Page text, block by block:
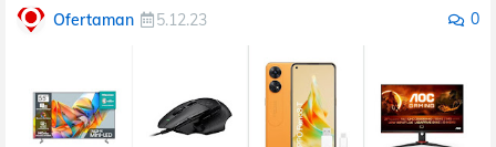
Ofertaman 5.12.23 0